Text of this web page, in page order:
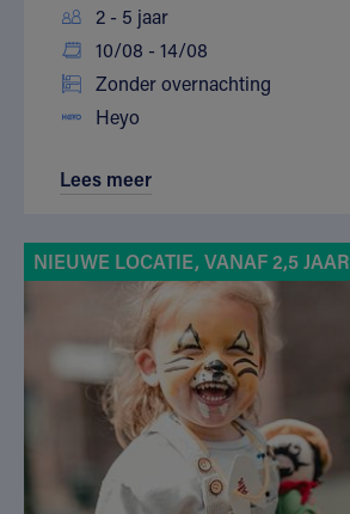
2 - 5 jaar
10/08 - 14/08
Zonder overnachting
Heyo
Lees meer
NIEUWE LOCATIE, VANAF 2,5 JAAR